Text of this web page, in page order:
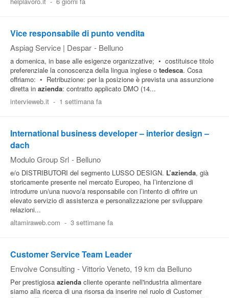
Vice responsabile di punto vendita
Aspiag Service | Despar - Belluno
a domenica, in base alle esigenze organizzative; • costituisce titolo
preferenziale la conoscenza della lingua inglese o tedesca. Cosa
offriamo: • Retribuzione: per la posizione è prevista una assunzione
diretta in azienda: contratto applicato DMO (14...
intervieweb.it - 1 settimana fa
International business developer – interior design –
dach
Modulo Group Srl - Belluno
e/o DISTRIBUTORI del segmento LUSSO DESIGN. L’azienda, già
storicamente presente nel mercato Europeo, ha l’intenzione di
introdurre un/una nuovo/a responsabile con l’intento di offrire un
elevato servizio di assistenza e personalizzazione per sviluppare
relazioni...
altamiraweb.com - 3 settimane fa
Customer Service Team Leader
Envolve Consulting - Vittorio Veneto, 19 km da Belluno
Per prestigiosa azienda cliente operante nell'industria alimentare
siamo alla ricerca di una risorsa da inserire nel ruolo di Customer